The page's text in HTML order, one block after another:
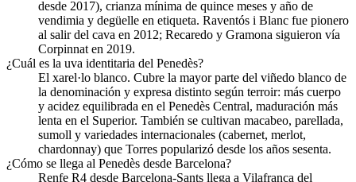
desde 2017), crianza mínima de quince meses y año de
vendimia y degüelle en etiqueta. Raventós i Blanc fue pionero
al salir del cava en 2012; Recaredo y Gramona siguieron vía
Corpinnat en 2019.
¿Cuál es la uva identitaria del Penedès?
El xarel·lo blanco. Cubre la mayor parte del viñedo blanco de
la denominación y expresa distinto según terroir: más cuerpo
y acidez equilibrada en el Penedès Central, maduración más
lenta en el Superior. También se cultivan macabeo, parellada,
sumoll y variedades internacionales (cabernet, merlot,
chardonnay) que Torres popularizó desde los años sesenta.
¿Cómo se llega al Penedès desde Barcelona?
Renfe R4 desde Barcelona-Sants llega a Vilafranca del